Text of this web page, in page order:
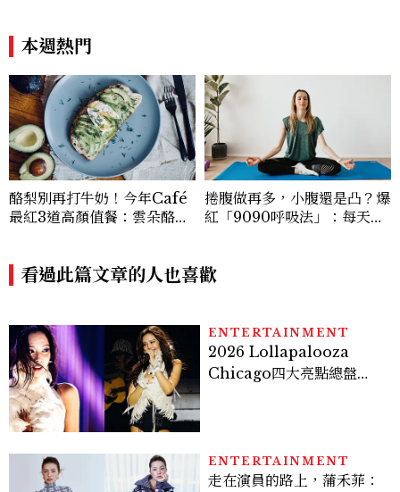
本週熱門
酪梨別再打牛奶！今年Café
最紅3道高顏值餐：雲朵酪梨
捲腹做再多，小腹還是凸？爆
紅「9090呼吸法」：每天躺
看過此篇文章的人也喜歡
ENTERTAINMENT
2026 Lollapalooza
Chicago四大亮點總盤
ENTERTAINMENT
走在演員的路上，蒲禾菲：